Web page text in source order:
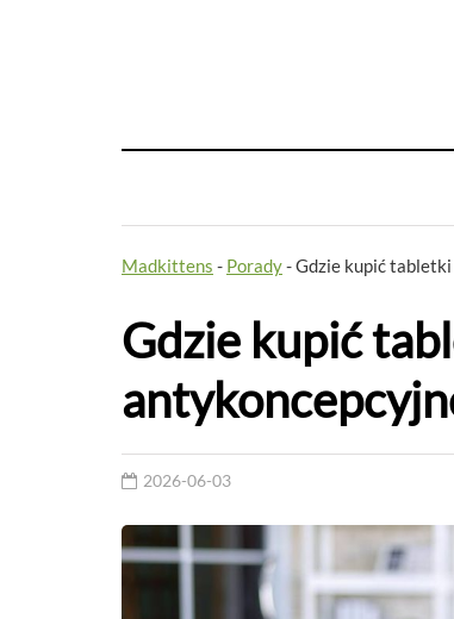
Madkittens - Porady-Gdzie kupić
Gdzie kupić
2026-06-03